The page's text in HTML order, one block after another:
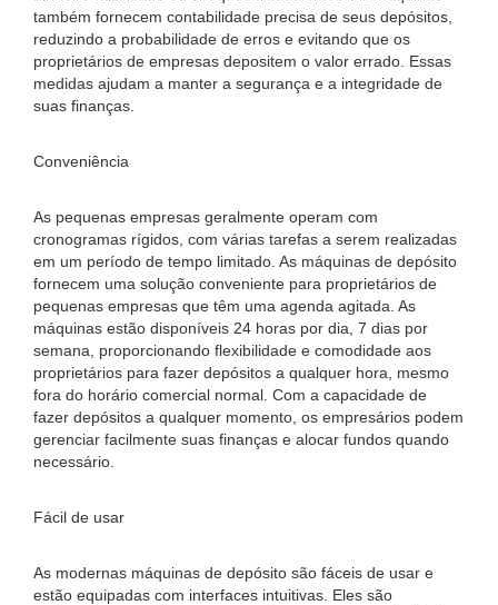
também fornecem contabilidade precisa de seus depósitos,
reduzindo a probabilidade de erros e evitando que os
proprietários de empresas depositem o valor errado. Essas
medidas ajudam a manter a segurança e a integridade de
suas finanças.
Conveniência
As pequenas empresas geralmente operam com
cronogramas rígidos, com várias tarefas a serem realizadas
em um período de tempo limitado. As máquinas de depósito
fornecem uma solução conveniente para proprietários de
pequenas empresas que têm uma agenda agitada. As
máquinas estão disponíveis 24 horas por dia, 7 dias por
semana, proporcionando flexibilidade e comodidade aos
proprietários para fazer depósitos a qualquer hora, mesmo
fora do horário comercial normal. Com a capacidade de
fazer depósitos a qualquer momento, os empresários podem
gerenciar facilmente suas finanças e alocar fundos quando
necessário.
Fácil de usar
As modernas máquinas de depósito são fáceis de usar e
estão equipadas com interfaces intuitivas. Eles são